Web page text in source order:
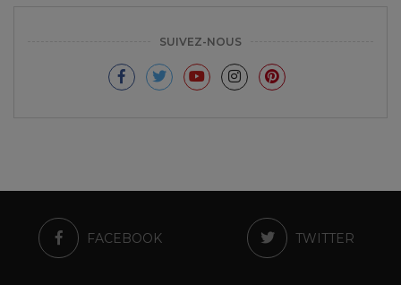
SUIVEZ-NOUS
FACEBOOK TWITTER